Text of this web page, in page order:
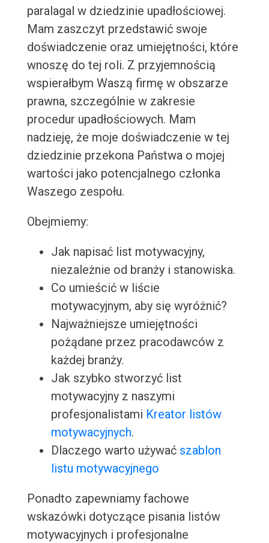
paralagal w dziedzinie upadłościowej.
Mam zaszczyt przedstawić swoje
doświadczenie oraz umiejętności, które
wnoszę do tej roli. Z przyjemnością
wspierałbym Waszą firmę w obszarze
prawna, szczególnie w zakresie
procedur upadłościowych. Mam
nadzieję, że moje doświadczenie w tej
dziedzinie przekona Państwa o mojej
wartości jako potencjalnego członka
Waszego zespołu.
Obejmiemy:
Jak napisać list motywacyjny,
niezależnie od branży i stanowiska.
Co umieścić w liście
motywacyjnym, aby się wyróżnić?
Najważniejsze umiejętności
pożądane przez pracodawców z
każdej branży.
Jak szybko stworzyć list
motywacyjny z naszymi
profesjonalistami Kreator listów
motywacyjnych.
Dlaczego warto używać szablon
listu motywacyjnego
Ponadto zapewniamy fachowe
wskazówki dotyczące pisania listów
motywacyjnych i profesjonalne